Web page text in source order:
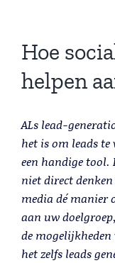
Hoe
helpen
ALs lead-
het is om leads
een handige tool.
niet direct
media dé manier
aan uw
de
het zelfs leads
Onze
Blog
Contact